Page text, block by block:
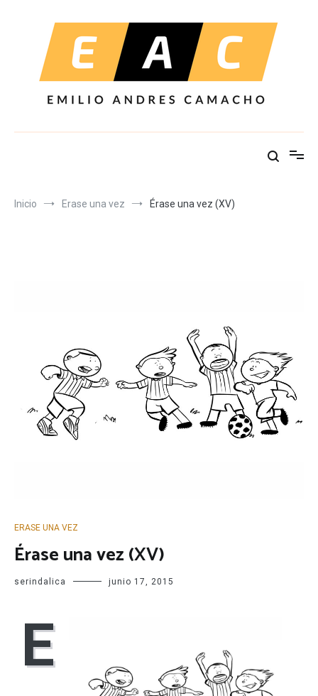
Inicio Erase una vez Érase una vez (XV)
ERASE UNA VEZ
Érase una vez (XV)
serindalica junio 17, 2015
E